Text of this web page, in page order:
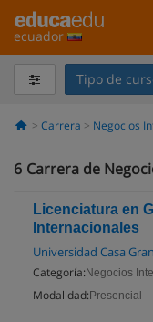
ecuador
Tipo de
Carrera Negocios
6 Carrera de
Licenciatura en
Internacionales
Universidad Casa
Categoría: Negocios
Modalidad: Presencial